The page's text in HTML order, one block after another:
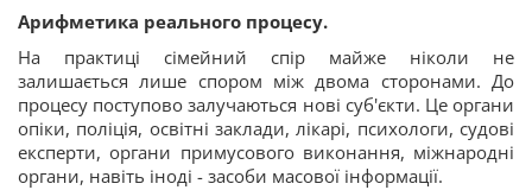
Арифметика реального процесу.
На практиці сімейний спір майже ніколи не
залишається лише спором між двома сторонами. До
процесу поступово залучаються нові суб'єкти. Це органи
опіки, поліція, освітні заклади, лікарі, психологи, судові
експерти, органи примусового виконання, міжнародні
органи, навіть іноді - засоби масової інформації.